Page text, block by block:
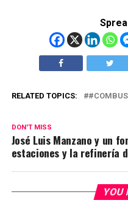
RELATED TOPICS:
DON'T MISS
José Luis Manzano y un
estaciones y la refinería
YOU